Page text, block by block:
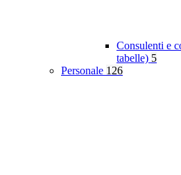
Consulenti e
tabelle) 5
Personale 126